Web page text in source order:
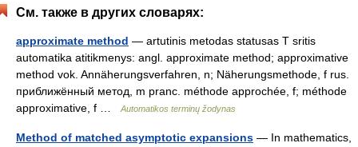
См. также в других словарях:
approximate method — artutinis metodas statusas T sritis
automatika atitikmenys: angl. approximate method; approximative
method vok. Annäherungsverfahren, n; Näherungsmethode, f rus.
приближённый метод, m pranc. méthode approchée, f; méthode
approximative, f …
Automatikos terminų žodynas
Method of matched asymptotic expansions — In mathematics,